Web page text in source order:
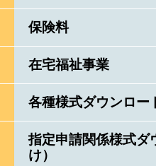
保険料
在宅福祉事業
各種様式ダウンロー
指定申請関係様式ダ
け）